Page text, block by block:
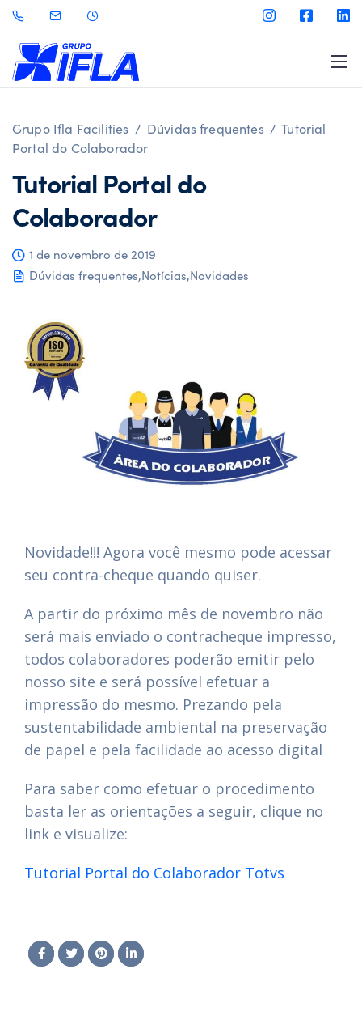
Grupo Ifla Facilities / Dúvidas frequentes / Tutorial
Portal do Colaborador
Tutorial Portal do
Colaborador
1 de novembro de 2019
Dúvidas frequentes,Notícias,Novidades
Novidade!!! Agora você mesmo pode acessar
seu contra-cheque quando quiser.
A partir do próximo mês de novembro não
será mais enviado o contracheque impresso,
todos colaboradores poderão emitir pelo
nosso site e será possível efetuar a
impressão do mesmo. Prezando pela
sustentabilidade ambiental na preservação
de papel e pela facilidade ao acesso digital
Para saber como efetuar o procedimento
basta ler as orientações a seguir, clique no
link e visualize:
Tutorial Portal do Colaborador Totvs